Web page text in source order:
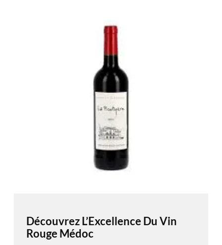
Découvrez L’Excellence Du Vin
Rouge Médoc